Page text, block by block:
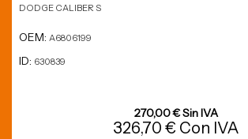
DODGE CALIBER S
OEM: A6806199
ID: 630839
270,00 € Sin IVA
326,70 € Con IVA